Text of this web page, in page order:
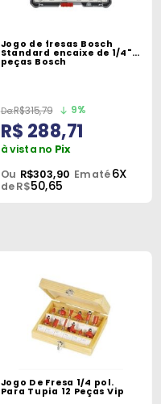
Jogo de fresas Bosch
Standard encaixe de 1/4" 6
peças Bosch
R$315,79 9%
R$ 288,71
à vista no Pix
Ou R$303,90 Em até6X
de R$50,65
Jogo De Fresa 1/4 pol.
Para Tupia 12 Peças Vip